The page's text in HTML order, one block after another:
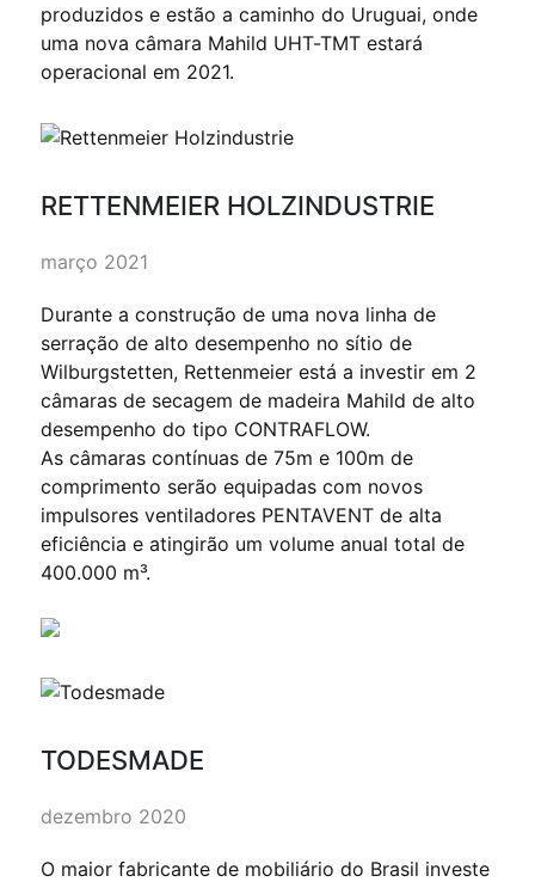
produzidos e estão a caminho do Uruguai, onde
uma nova câmara Mahild UHT-TMT estará
operacional em 2021.
RETTENMEIER HOLZINDUSTRIE
março 2021
Durante a construção de uma nova linha de
serração de alto desempenho no sítio de
Wilburgstetten, Rettenmeier está a investir em 2
câmaras de secagem de madeira Mahild de alto
desempenho do tipo CONTRAFLOW.
As câmaras contínuas de 75m e 100m de
comprimento serão equipadas com novos
impulsores ventiladores PENTAVENT de alta
eficiência e atingirão um volume anual total de
400.000 m³.
TODESMADE
dezembro 2020
O maior fabricante de mobiliário do Brasil investe